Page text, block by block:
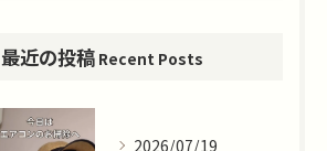
最近の投稿 Recent Posts
2026/07/19